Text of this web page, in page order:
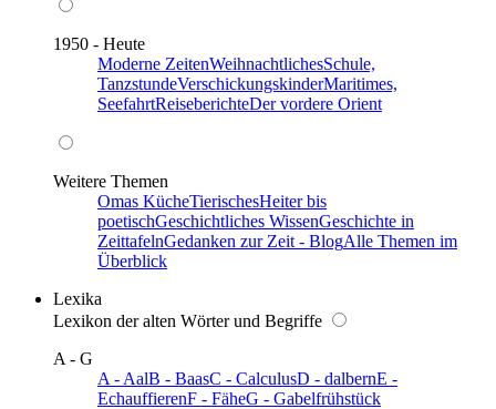
1950 - Heute
Moderne ZeitenWeihnachtlichesSchule,
TanzstundeVerschickungskinderMaritimes,
SeefahrtReiseberichteDer vordere Orient
Weitere Themen
Omas KücheTierischesHeiter bis
poetischGeschichtliches WissenGeschichte in
ZeittafelnGedanken zur Zeit - BlogAlle Themen im
Überblick
Lexika
Lexikon der alten Wörter und Begriffe
A - G
A - AalB - BaasC - CalculusD - dalbernE -
EchauffierenF - FäheG - Gabelfrühstück